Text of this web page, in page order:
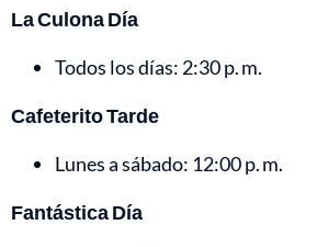
La Culona Día
Todos los días: 2:30 p. m.
Cafeterito Tarde
Lunes a sábado: 12:00 p. m.
Fantástica Día